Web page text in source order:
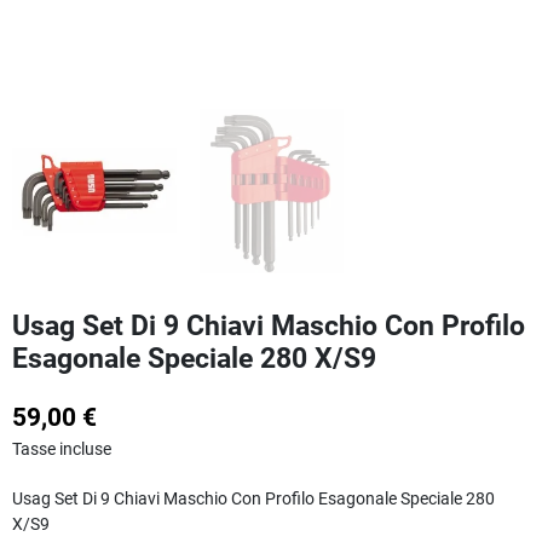
Usag Set Di 9 Chiavi Maschio Con Profilo
Esagonale Speciale 280 X/S9
59,00 €
Tasse incluse
Usag Set Di 9 Chiavi Maschio Con Profilo Esagonale Speciale 280
X/S9